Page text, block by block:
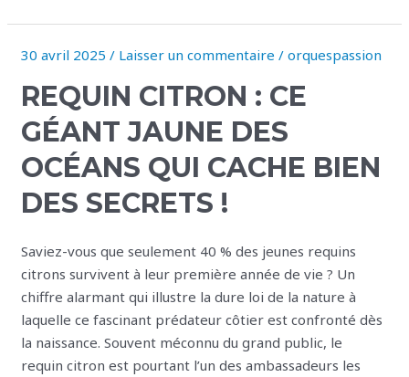
30 avril 2025/ Laisser un commentaire /orquespassion
REQUIN CITRON : CE
GÉANT JAUNE DES
OCÉANS QUI CACHE BIEN
DES SECRETS !
Saviez-vous que seulement 40 % des jeunes requins
citrons survivent à leur première année de vie ? Un
chiffre alarmant qui illustre la dure loi de la nature à
laquelle ce fascinant prédateur côtier est confronté dès
la naissance. Souvent méconnu du grand public, le
requin citron est pourtant l’un des ambassadeurs les
Requin
ce
géant
jaune
des
océans
cache
bien
des
secrets
!